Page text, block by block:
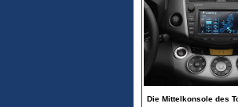
Die Mittelkonsole des